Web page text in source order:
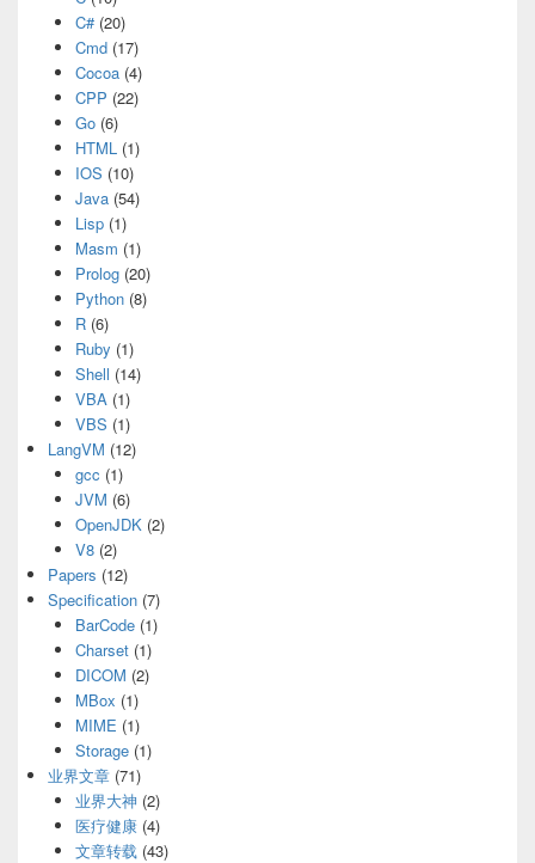
C#(20)
Cmd(17)
Cocoa(4)
CPP (22)
Go(6)
HTML(1)
IOS (10)
Java(54)
Lisp(1)
Masm (1)
Prolog(20)
Python(8)
R(6)
Ruby (1)
Shell (14)
VBA(1)
VBS (1)
LangVM (12)
gcc (1)
JVM (6)
OpenJDK(2)
V8(2)
Papers (12)
Specification (7)
BarCode(1)
Charset(1)
DICOM (2)
MBox (1)
MIME (1)
Storage(1)
业界文章 (71)
业界大神 (2)
医疗健康(4)
文章转载(43)